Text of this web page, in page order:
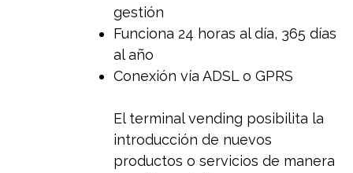
gestión
Funciona 24 horas al día, 365 días
al año
Conexión vía ADSL o GPRS
El terminal vending posibilita la
introducción de nuevos
productos o servicios de manera